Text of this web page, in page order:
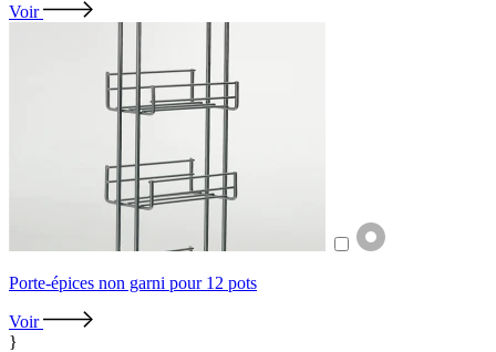
Voir
Porte-épices non garni pour 12 pots
Voir
}